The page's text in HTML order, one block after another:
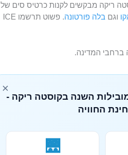
ריקה מבקשים לקנות כרטיס סים של
וגם בלה פורטונה
. פשוט תרשמו ICE
ברחבי המדינה.
×
השנה בקוסטה ריקה -
החוויה
🌉